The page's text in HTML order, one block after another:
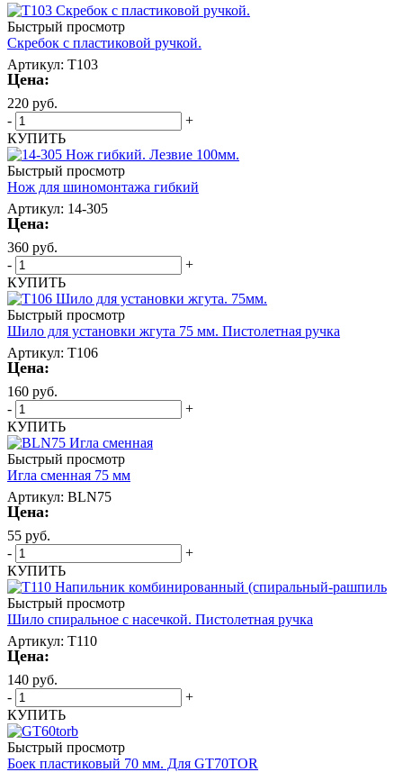
Быстрый просмотр
Скребок с пластиковой ручкой.
Артикул: T103
Цена:
220 руб.
-
+
КУПИТЬ
Быстрый просмотр
Нож для шиномонтажа гибкий
Артикул: 14-305
Цена:
360 руб.
-
+
КУПИТЬ
Быстрый просмотр
Шило для установки жгута 75 мм. Пистолетная ручка
Артикул: T106
Цена:
160 руб.
-
+
КУПИТЬ
Быстрый просмотр
Игла сменная 75 мм
Артикул: BLN75
Цена:
55 руб.
-
+
КУПИТЬ
Быстрый просмотр
Шило спиральное с насечкой. Пистолетная ручка
Артикул: T110
Цена:
140 руб.
-
+
КУПИТЬ
Быстрый просмотр
Боек пластиковый 70 мм. Для GT70TOR